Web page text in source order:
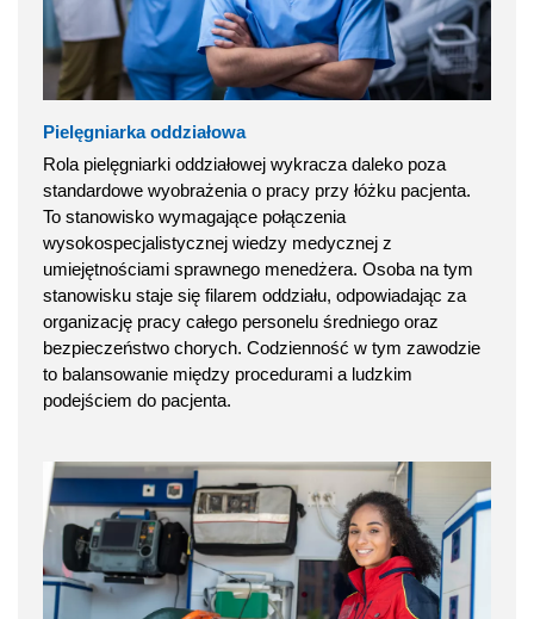
Pielęgniarka oddziałowa
Rola pielęgniarki oddziałowej wykracza daleko poza
standardowe wyobrażenia o pracy przy łóżku pacjenta.
To stanowisko wymagające połączenia
wysokospecjalistycznej wiedzy medycznej z
umiejętnościami sprawnego menedżera. Osoba na tym
stanowisku staje się filarem oddziału, odpowiadając za
organizację pracy całego personelu średniego oraz
bezpieczeństwo chorych. Codzienność w tym zawodzie
to balansowanie między procedurami a ludzkim
podejściem do pacjenta.